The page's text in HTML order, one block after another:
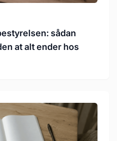
sådan
at alt ender hos